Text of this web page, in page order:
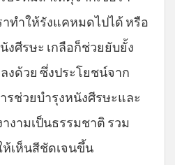
าทำให้รังแคหมดไปได้ หรือ
ศีรษะ เกลือก็ช่วยยับยั้ง
งด้วย ซึ่งประโยชน์จาก
รช่วยบำรุงหนังศีรษะและ
งามเป็นธรรมชาติ รวม
เห็นสีชัดเจนขึ้น